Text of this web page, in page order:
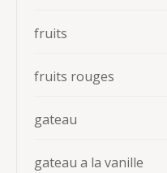
fruits
fruits rouges
gateau
gateau a la vanille